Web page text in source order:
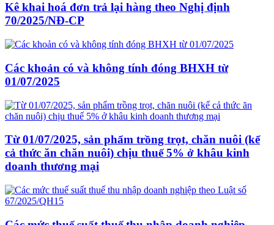
Kê khai hoá đơn trả lại hàng theo Nghị định
70/2025/NĐ-CP
Các khoản có và không tính đóng BHXH từ
01/07/2025
Từ 01/07/2025, sản phẩm trồng trọt, chăn nuôi (kể
cả thức ăn chăn nuôi) chịu thuế 5% ở khâu kinh
doanh thương mại